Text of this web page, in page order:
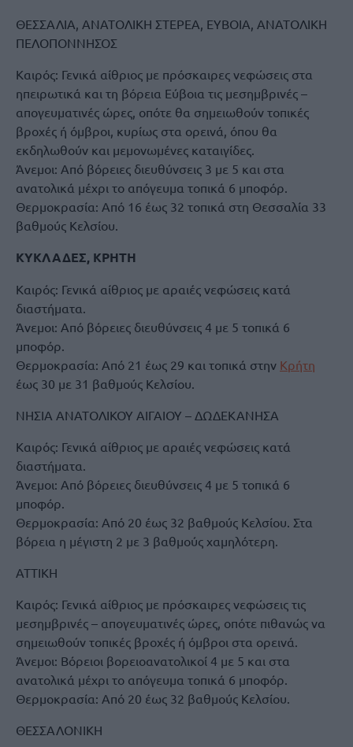
ΘΕΣΣΑΛΙΑ, ΑΝΑΤΟΛΙΚΗ ΣΤΕΡΕΑ, ΕΥΒΟΙΑ, ΑΝΑΤΟΛΙΚΗ
ΠΕΛΟΠΟΝΝΗΣΟΣ
Καιρός: Γενικά αίθριος με πρόσκαιρες νεφώσεις στα
ηπειρωτικά και τη βόρεια Εύβοια τις μεσημβρινές –
απογευματινές ώρες, οπότε θα σημειωθούν τοπικές
βροχές ή όμβροι, κυρίως στα ορεινά, όπου θα
εκδηλωθούν και μεμονωμένες καταιγίδες.
Άνεμοι: Από βόρειες διευθύνσεις 3 με 5 και στα
ανατολικά μέχρι το απόγευμα τοπικά 6 μποφόρ.
Θερμοκρασία: Από 16 έως 32 τοπικά στη Θεσσαλία 33
βαθμούς Κελσίου.
ΚΥΚΛΑΔΕΣ, ΚΡΗΤΗ
Καιρός: Γενικά αίθριος με αραιές νεφώσεις κατά
διαστήματα.
Άνεμοι: Από βόρειες διευθύνσεις 4 με 5 τοπικά 6
μποφόρ.
Θερμοκρασία: Από 21 έως 29 και τοπικά στην Κρήτη
έως 30 με 31 βαθμούς Κελσίου.
ΝΗΣΙΑ ΑΝΑΤΟΛΙΚΟΥ ΑΙΓΑΙΟΥ – ΔΩΔΕΚΑΝΗΣΑ
Καιρός: Γενικά αίθριος με αραιές νεφώσεις κατά
διαστήματα.
Άνεμοι: Από βόρειες διευθύνσεις 4 με 5 τοπικά 6
μποφόρ.
Θερμοκρασία: Από 20 έως 32 βαθμούς Κελσίου. Στα
βόρεια η μέγιστη 2 με 3 βαθμούς χαμηλότερη.
ΑΤΤΙΚΗ
Καιρός: Γενικά αίθριος με πρόσκαιρες νεφώσεις τις
μεσημβρινές – απογευματινές ώρες, οπότε πιθανώς να
σημειωθούν τοπικές βροχές ή όμβροι στα ορεινά.
Άνεμοι: Βόρειοι βορειοανατολικοί 4 με 5 και στα
ανατολικά μέχρι το απόγευμα τοπικά 6 μποφόρ.
Θερμοκρασία: Από 20 έως 32 βαθμούς Κελσίου.
ΘΕΣΣΑΛΟΝΙΚΗ